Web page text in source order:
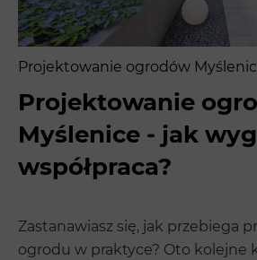
Projektowanie ogrodów
Projektowanie
Myślenice - jak
współpraca?
Zastanawiasz się, jak przebiega
ogrodu w praktyce? Oto kolejne